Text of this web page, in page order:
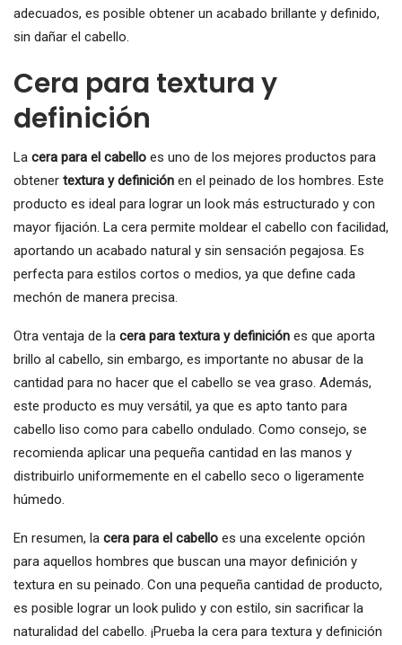
adecuados, es posible obtener un acabado brillante y definido,
sin dañar el cabello.
Cera para textura y
definición
La cera para el cabello es uno de los mejores productos para
obtener textura y definición en el peinado de los hombres. Este
producto es ideal para lograr un look más estructurado y con
mayor fijación. La cera permite moldear el cabello con facilidad,
aportando un acabado natural y sin sensación pegajosa. Es
perfecta para estilos cortos o medios, ya que define cada
mechón de manera precisa.
Otra ventaja de la cera para textura y definición es que aporta
brillo al cabello, sin embargo, es importante no abusar de la
cantidad para no hacer que el cabello se vea graso. Además,
este producto es muy versátil, ya que es apto tanto para
cabello liso como para cabello ondulado. Como consejo, se
recomienda aplicar una pequeña cantidad en las manos y
distribuirlo uniformemente en el cabello seco o ligeramente
húmedo.
En resumen, la cera para el cabello es una excelente opción
para aquellos hombres que buscan una mayor definición y
textura en su peinado. Con una pequeña cantidad de producto,
es posible lograr un look pulido y con estilo, sin sacrificar la
naturalidad del cabello. ¡Prueba la cera para textura y definición